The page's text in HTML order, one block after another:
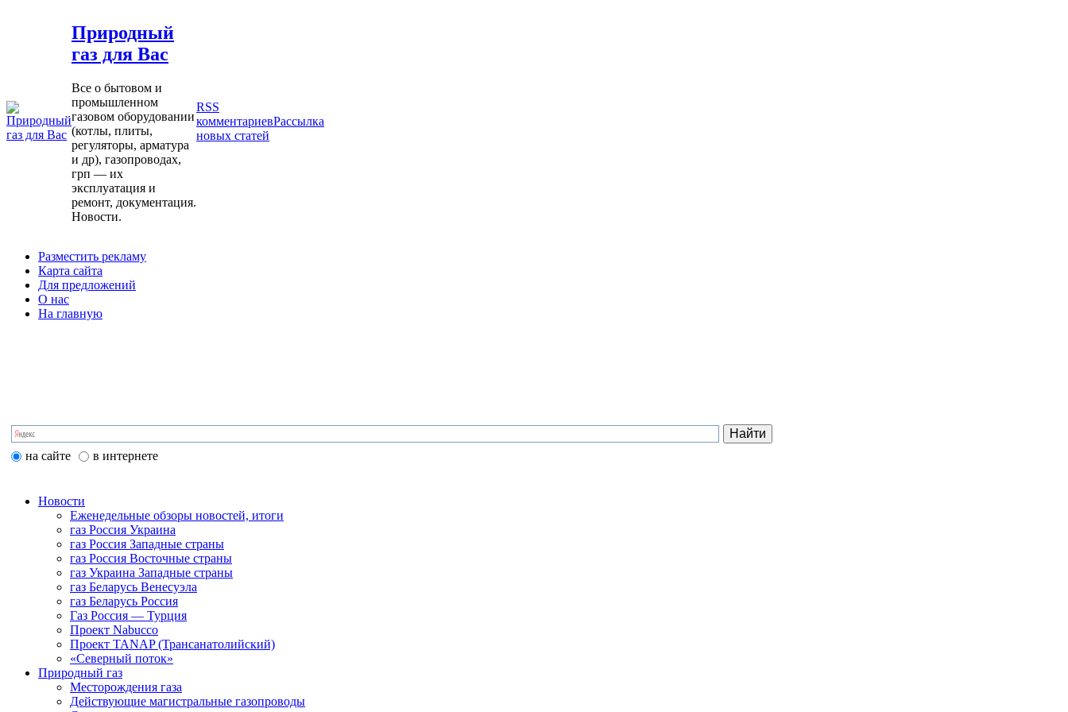
Природный
газ для Вас
Все о бытовом и
промышленном
газовом оборудовании
(котлы, плиты,
регуляторы, арматура
и др), газопроводах,
грп — их
эксплуатация и
ремонт, документация.
Новости.
RSS
комментариевРассылка
новых статей
Разместить рекламу
Карта сайта
Для предложений
О нас
На главную
на сайте в интернете
Новости
Еженедельные обзоры новостей, итоги
газ Россия Украина
газ Россия Западные страны
газ Россия Восточные страны
газ Украина Западные страны
газ Беларусь Венесуэла
газ Беларусь Россия
Газ Россия — Турция
Проект Nabucco
Проект TANAP (Трансанатолийский)
«Северный поток»
Природный газ
Месторождения газа
Действующие магистральные газопроводы